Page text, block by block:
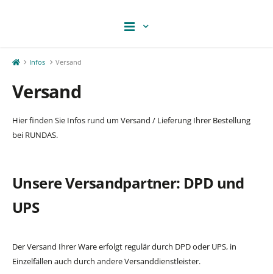
Infos Versand
Versand
Hier finden Sie Infos rund um Versand / Lieferung Ihrer Bestellung
bei RUNDAS.
Unsere Versandpartner: DPD und
UPS
Der Versand Ihrer Ware erfolgt regulär durch DPD oder UPS, in
Einzelfällen auch durch andere Versanddienstleister.